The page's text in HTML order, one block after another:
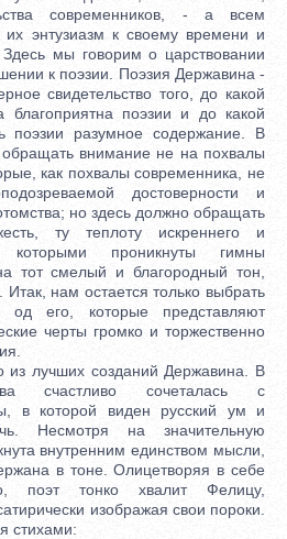
современников, - а всем
их энтузиазм к своему времени и
мы говорим о царствовании
к поэзии. Поэзия Державина -
свидетельство того, до какой
благоприятна поэзии и до какой
поэзии разумное содержание. В
внимание не на похвалы
как похвалы современника, не
достоверности и
но здесь должно обращать
ту теплоту искреннего и
которыми проникнуты гимны
тот смелый и благородный тон,
нам остается только выбрать
его, которые представляют
черты громко и торжественно
лучших созданий Державина. В
счастливо сочеталась с
в которой виден русский ум и
Несмотря на значительную
внутренним единством мысли,
в тоне. Олицетворяя в себе
поэт тонко хвалит Фелицу,
изображая свои пороки.
стихами: